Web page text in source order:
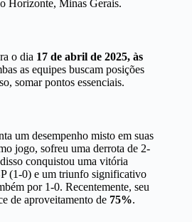
Horizonte, Minas Gerais.
o dia 17 de abril de 2025, às
as equipes buscam posições
somar pontos essenciais.
um desempenho misto em suas
jogo, sofreu uma derrota de 2-
conquistou uma vitória
(1-0) e um triunfo significativo
por 1-0. Recentemente, seu
de aproveitamento de 75%.